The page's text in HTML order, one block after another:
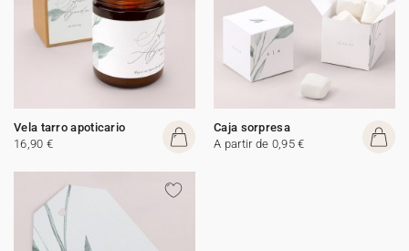
Vela tarro apoticario
16,90 €
Caja sorpresa
A partir de 0,95 €